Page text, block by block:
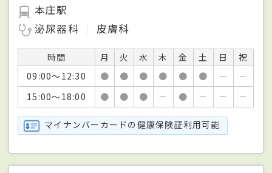
本庄駅
泌尿器科
皮膚科
時間 月 火 水 木 金 土 日
祝
09:00～12:30
● ● ● ● ● ● －
－
15:00～18:00
● ● ● － ● － － －
マイナンバーカードの健康保険証利用可能